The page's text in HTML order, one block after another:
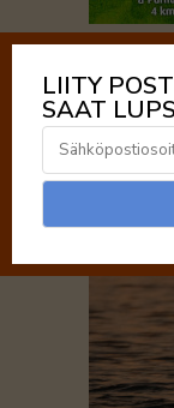
LIITY
SAAT